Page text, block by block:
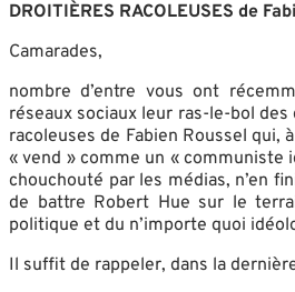
DROITIÈRES RACOLEUSES de
Camarades,
nombre d’entre vous ont
réseaux sociaux leur ras-le-bol
racoleuses de Fabien Roussel qui,
« vend » comme un « communiste
chouchouté par les médias, n’en
de battre Robert Hue sur le
politique et du n’importe quoi
Il suffit de rappeler, dans la